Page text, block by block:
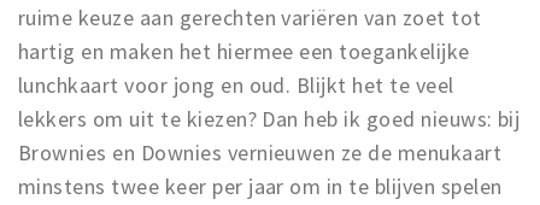
ruime keuze aan gerechten variëren van zoet tot
hartig en maken het hiermee een toegankelijke
lunchkaart voor jong en oud. Blijkt het te veel
lekkers om uit te kiezen? Dan heb ik goed nieuws: bij
Brownies en Downies vernieuwen ze de menukaart
minstens twee keer per jaar om in te blijven spelen